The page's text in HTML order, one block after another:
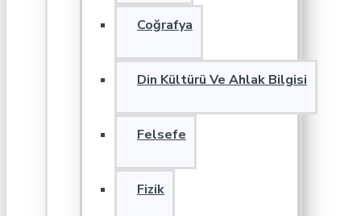
Coğrafya
Din Kültürü Ve Ahlak Bilgisi
Felsefe
Fizik